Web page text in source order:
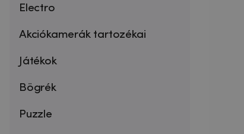
Electro
Akciókamerák tartozékai
Játékok
Bögrék
Puzzle